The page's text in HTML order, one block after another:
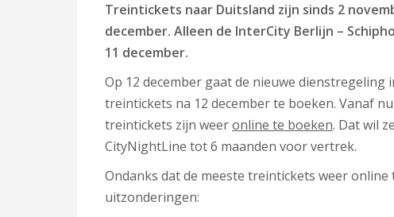
Treintickets naar Duitsland zijn sinds 2
december. Alleen de InterCity Berlijn –
11 december.
Op 12 december gaat de nieuwe
treintickets na 12 december te boeken. Vanaf
treintickets zijn weeronline te boeken. Dat wil
CityNightLine tot 6 maanden voor vertrek.
Ondanks dat de meeste treintickets weer
uitzonderingen: